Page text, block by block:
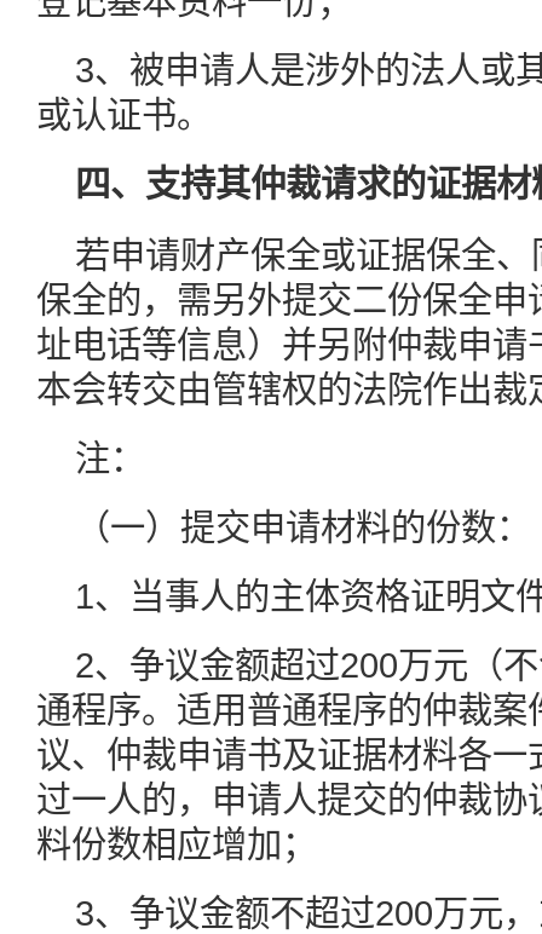
3、被申请人是涉外的法人或
或认证书。
四、支持其仲裁请求的证据
若申请财产保全或证据保全
保全的，需另外提交二份保全
址电话等信息）并另附仲裁申
本会转交由管辖权的法院作出裁
注：
（一）提交申请材料的份数：
1、当事人的主体资格证明文
2、争议金额超过200万元（
通程序。适用普通程序的仲裁
议、仲裁申请书及证据材料各
过一人的，申请人提交的仲裁
料份数相应增加；
3、争议金额不超过200万元